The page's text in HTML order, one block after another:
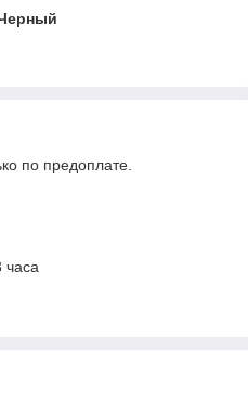
по предоплате.
часа